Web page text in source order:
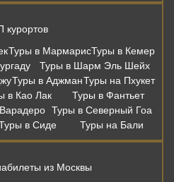
курортов
Туры в МармарисТуры в Кемер
Туры в Шарм Эль Шейх
Туры в АджманТуры на Пхукет
в Као Лак
Туры в Фантьет
Туры в Северный Гоа
в Сиде Туры на Бали
из Москвы